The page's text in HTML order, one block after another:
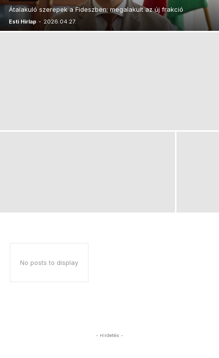
Átalakuló szerepek a Fideszben: megalakult az új frakció
Esti Hírlap - 2026.04.27.
No posts to display
- Hirdetés -